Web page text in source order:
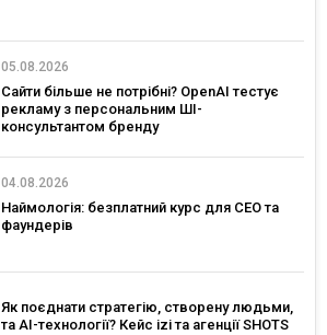
05.08.2026
Сайти більше не потрібні? OpenAI тестує
рекламу з персональним ШІ-
консультантом бренду
04.08.2026
Наймологія: безплатний курс для CEO та
фаундерів
Як поєднати стратегію, створену людьми,
та AI-технології? Кейс izi та агенції SHOTS